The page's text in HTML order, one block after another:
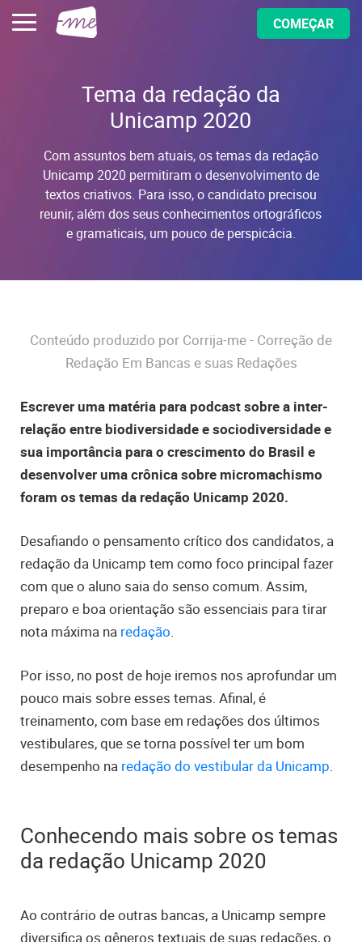
COMEÇAR
Tema da redação da
Unicamp 2020
Com assuntos bem atuais, os temas da redação
Unicamp 2020 permitiram o desenvolvimento de
textos criativos. Para isso, o candidato precisou
reunir, além dos seus conhecimentos ortográficos
e gramaticais, um pouco de perspicácia.
Conteúdo produzido por Corrija-me - Correção de
Redação Em Bancas e suas Redações
Escrever uma matéria para podcast sobre a inter-
relação entre biodiversidade e sociodiversidade e
sua importância para o crescimento do Brasil e
desenvolver uma crônica sobre micromachismo
foram os temas da redação Unicamp 2020.
Desafiando o pensamento crítico dos candidatos, a
redação da Unicamp tem como foco principal fazer
com que o aluno saia do senso comum. Assim,
preparo e boa orientação são essenciais para tirar
nota máxima na redação.
Por isso, no post de hoje iremos nos aprofundar um
pouco mais sobre esses temas. Afinal, é
treinamento, com base em redações dos últimos
vestibulares, que se torna possível ter um bom
desempenho na redação do vestibular da Unicamp.
Conhecendo mais sobre os temas
da redação Unicamp 2020
Ao contrário de outras bancas, a Unicamp sempre
diversifica os gêneros textuais de suas redações, o